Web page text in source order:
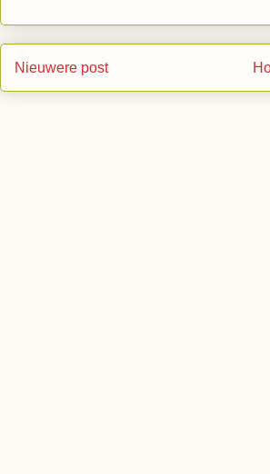
Nieuwere post